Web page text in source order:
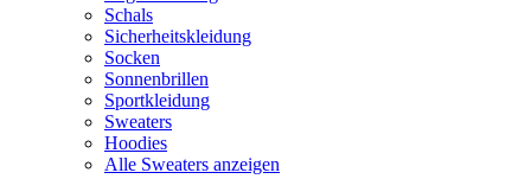
Schals
Sicherheitskleidung
Socken
Sonnenbrillen
Sportkleidung
Sweaters
Hoodies
Alle Sweaters anzeigen